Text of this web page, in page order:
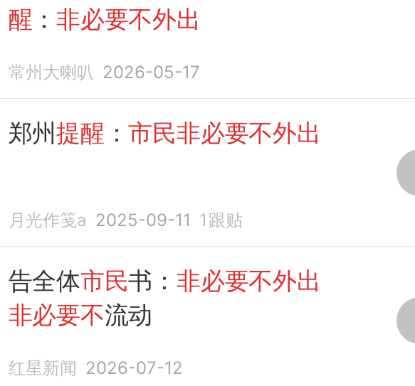
醒 ：非必要不外出
常州大喇叭 2026-05-17
郑州提醒 ：市民非必要不外出
月光作笺a 2025-09-11 1 跟贴
告全体市民书：非必要不外出
非必要不流动
红星新闻 2026-07-12